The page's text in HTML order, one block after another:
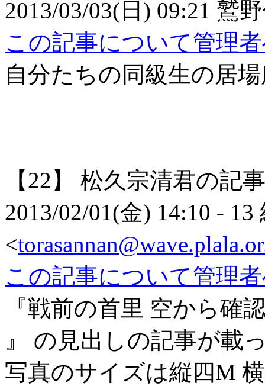
2013/03/03(日) 09:21 鷲
この記事について管理
自分たちの同級生の居
【22】 松久宗清君の記
2013/02/01(金) 14:10 - 13
<
この記事について管理
『戦前の首里 空から確
』 の見出しの記事が載
写真のサイズは縦四M